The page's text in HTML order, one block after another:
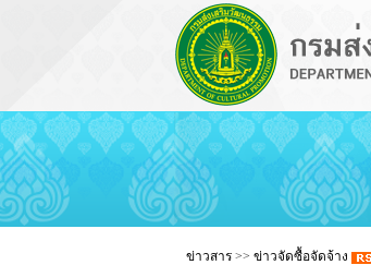
ข่าวสาร >> ข่าวจัดซื้อจัดจ้าง